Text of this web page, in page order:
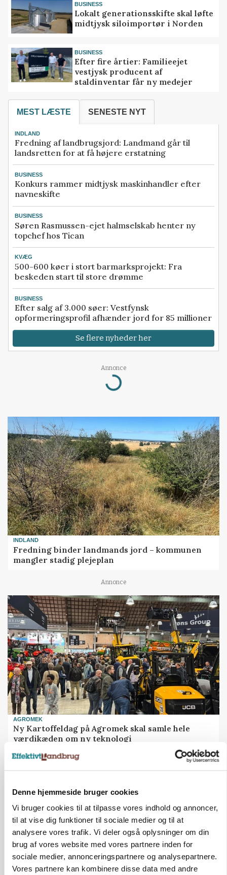
Denne hjemmeside bruger cookies
Vi bruger cookies til at tilpasse vores indhold og annoncer,
til at vise dig funktioner til sociale medier og til at
analysere vores trafik. Vi deler også oplysninger om din
brug af vores website med vores partnere inden for
sociale medier, annonceringspartnere og analysepartnere.
Vores partnere kan kombinere disse data med andre
BUSINESS
Lokalt generationsskifte skal løfte
midtjysk siloimportør i Norden
BUSINESS
Efter fire årtier: Familieejet
vestjysk producent af
staldinventar får ny medejer
MEST LÆSTE SENESTE NYT
INDLAND
Fredning af landbrugsjord: Landmand går til
landsretten for at få højere erstatning
BUSINESS
Konkurs rammer midtjysk maskinhandler efter
navneskifte
BUSINESS
Søren Rasmussen-ejet halmselskab henter ny
topchef hos Tican
KVÆG
500-600 køer i stort barmarksprojekt: Fra
beskeden start til store drømme
BUSINESS
Efter salg af 3.000 søer: Vestfynsk
opformeringsprofil afhænder jord for 85 millioner
Se flere nyheder her
Annonce
Loading...
INDLAND
Fredning binder landmands jord – kommunen
mangler stadig plejeplan
Annonce
AGROMEK
Ny Kartoffeldag på Agromek skal samle hele
værdikæden om ny teknologi
Danish Crown slår igen i noteringsstrid: Tysk
Annonce
Loading...